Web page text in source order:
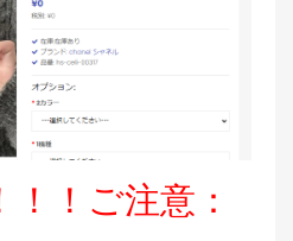
！！ご注意：